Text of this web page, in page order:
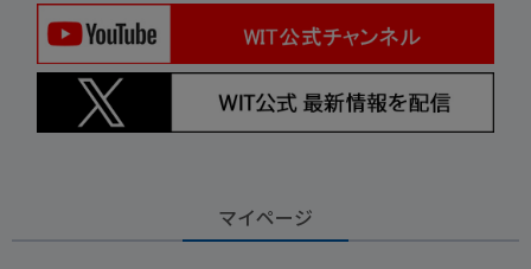
マイページ